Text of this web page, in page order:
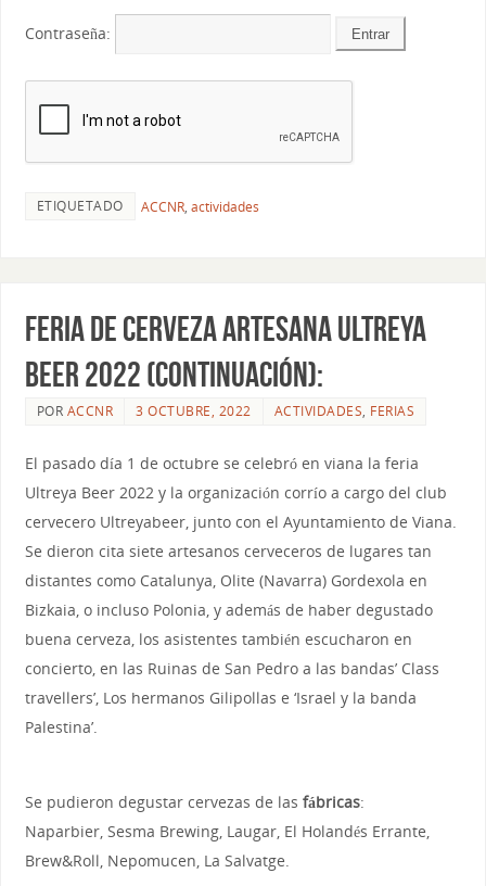
Contraseña:
ETIQUETADO ACCNR, actividades
Feria de cerveza artesana Ultreya
Beer 2022 (Continuación):
POR ACCNR 3 OCTUBRE, 2022 ACTIVIDADES, FERIAS
El pasado día 1 de octubre se celebró en viana la feria
Ultreya Beer 2022 y la organización corrío a cargo del club
cervecero Ultreyabeer, junto con el Ayuntamiento de Viana.
Se dieron cita siete artesanos cerveceros de lugares tan
distantes como Catalunya, Olite (Navarra) Gordexola en
Bizkaia, o incluso Polonia, y además de haber degustado
buena cerveza, los asistentes también escucharon en
concierto, en las Ruinas de San Pedro a las bandas’ Class
travellers’, Los hermanos Gilipollas e ‘Israel y la banda
Palestina’.
Se pudieron degustar cervezas de las fábricas:
Naparbier, Sesma Brewing, Laugar, El Holandés Errante,
Brew&Roll, Nepomucen, La Salvatge.